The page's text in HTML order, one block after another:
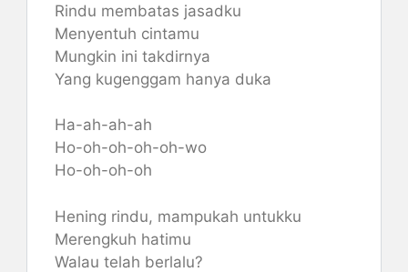
Rindu membatas jasadku
Menyentuh cintamu
Mungkin ini takdirnya
Yang kugenggam hanya duka
Ha-ah-ah-ah
Ho-oh-oh-oh-oh-wo
Ho-oh-oh-oh
Hening rindu, mampukah untukku
Merengkuh hatimu
Walau telah berlalu?